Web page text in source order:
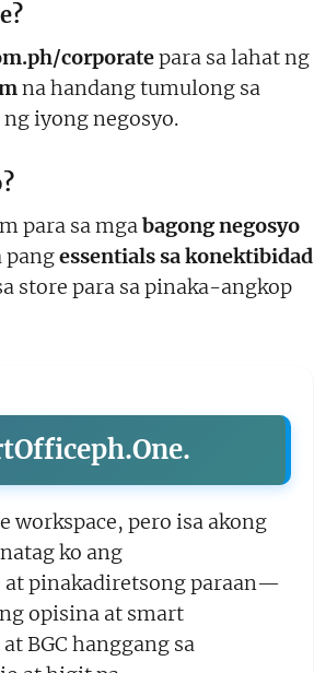
corporatepara sa lahat ng
na handang tumulong sa
iyong negosyo.
para sa mgabagong negosyo
pangessentials sa konektibidad
store para sa pinaka-angkop
pero isa akong
ko ang
at pinakadiretsong paraan—
opisina at smart
BGC hanggang sa